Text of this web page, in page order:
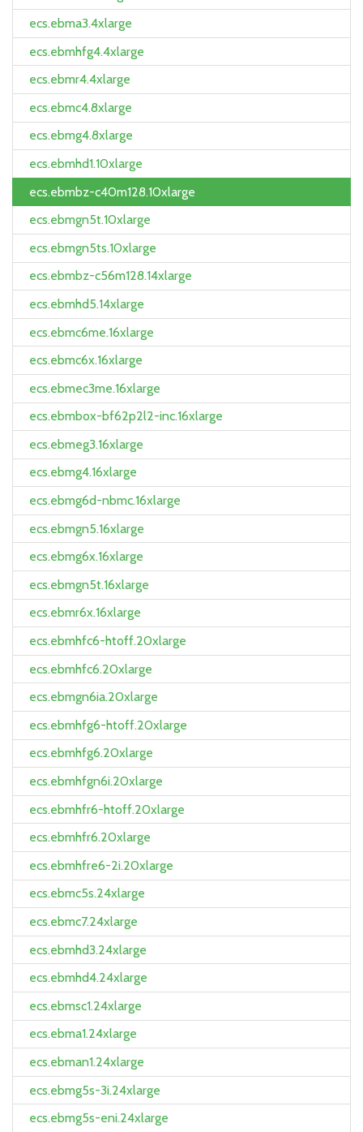
ecs.ebma3.4xlarge
ecs.ebmhfg4.4xlarge
ecs.ebmr4.4xlarge
ecs.ebmc4.8xlarge
ecs.ebmg4.8xlarge
ecs.ebmhd1.10xlarge
ecs.ebmbz-c40m128.10xlarge
ecs.ebmgn5t.10xlarge
ecs.ebmgn5ts.10xlarge
ecs.ebmbz-c56m128.14xlarge
ecs.ebmhd5.14xlarge
ecs.ebmc6me.16xlarge
ecs.ebmc6x.16xlarge
ecs.ebmec3me.16xlarge
ecs.ebmbox-bf62p2l2-inc.16xlarge
ecs.ebmeg3.16xlarge
ecs.ebmg4.16xlarge
ecs.ebmg6d-nbmc.16xlarge
ecs.ebmgn5.16xlarge
ecs.ebmg6x.16xlarge
ecs.ebmgn5t.16xlarge
ecs.ebmr6x.16xlarge
ecs.ebmhfc6-htoff.20xlarge
ecs.ebmhfc6.20xlarge
ecs.ebmgn6ia.20xlarge
ecs.ebmhfg6-htoff.20xlarge
ecs.ebmhfg6.20xlarge
ecs.ebmhfgn6i.20xlarge
ecs.ebmhfr6-htoff.20xlarge
ecs.ebmhfr6.20xlarge
ecs.ebmhfre6-2i.20xlarge
ecs.ebmc5s.24xlarge
ecs.ebmc7.24xlarge
ecs.ebmhd3.24xlarge
ecs.ebmhd4.24xlarge
ecs.ebmsc1.24xlarge
ecs.ebma1.24xlarge
ecs.ebman1.24xlarge
ecs.ebmg5s-3i.24xlarge
ecs.ebmg5s-eni.24xlarge